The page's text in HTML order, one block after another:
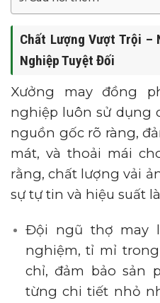
Chất Lượng Vượt Trội –
Nghiệp Tuyệt Đối
Xưởng may đồng
nghiệp luôn sử dụng
nguồn gốc rõ ràng,
mát, và thoải mái
rằng, chất lượng vải
sự tự tin và hiệu suất
Đội ngũ thợ may
nghiệm, tỉ mỉ
chỉ, đảm bảo sản
từng chi tiết nhỏ